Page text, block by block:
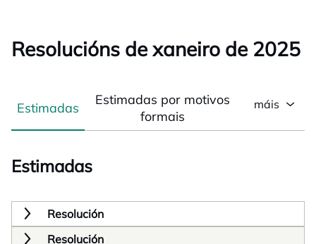
Resolucións de xaneiro de 2025
Estimadas
Estimadas por motivos
formais
máis
Estimadas
Resolución
Resolución